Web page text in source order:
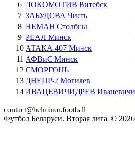
6 ЛОКОМОТИВ Витебск
7 ЗАБУДОВА Чисть
8 НЕМАН Столбцы
9 РЕАЛ Минск
10 АТАКА-407 Минск
11 АФВиС Минск
12 СМОРГОНЬ
13 ДНЕПР-2 Могилев
14 ИВАЦЕВИЧИДРЕВ Ивацевичи
contact@belminor.football
Футбол Беларуси. Вторая лига. © 2026